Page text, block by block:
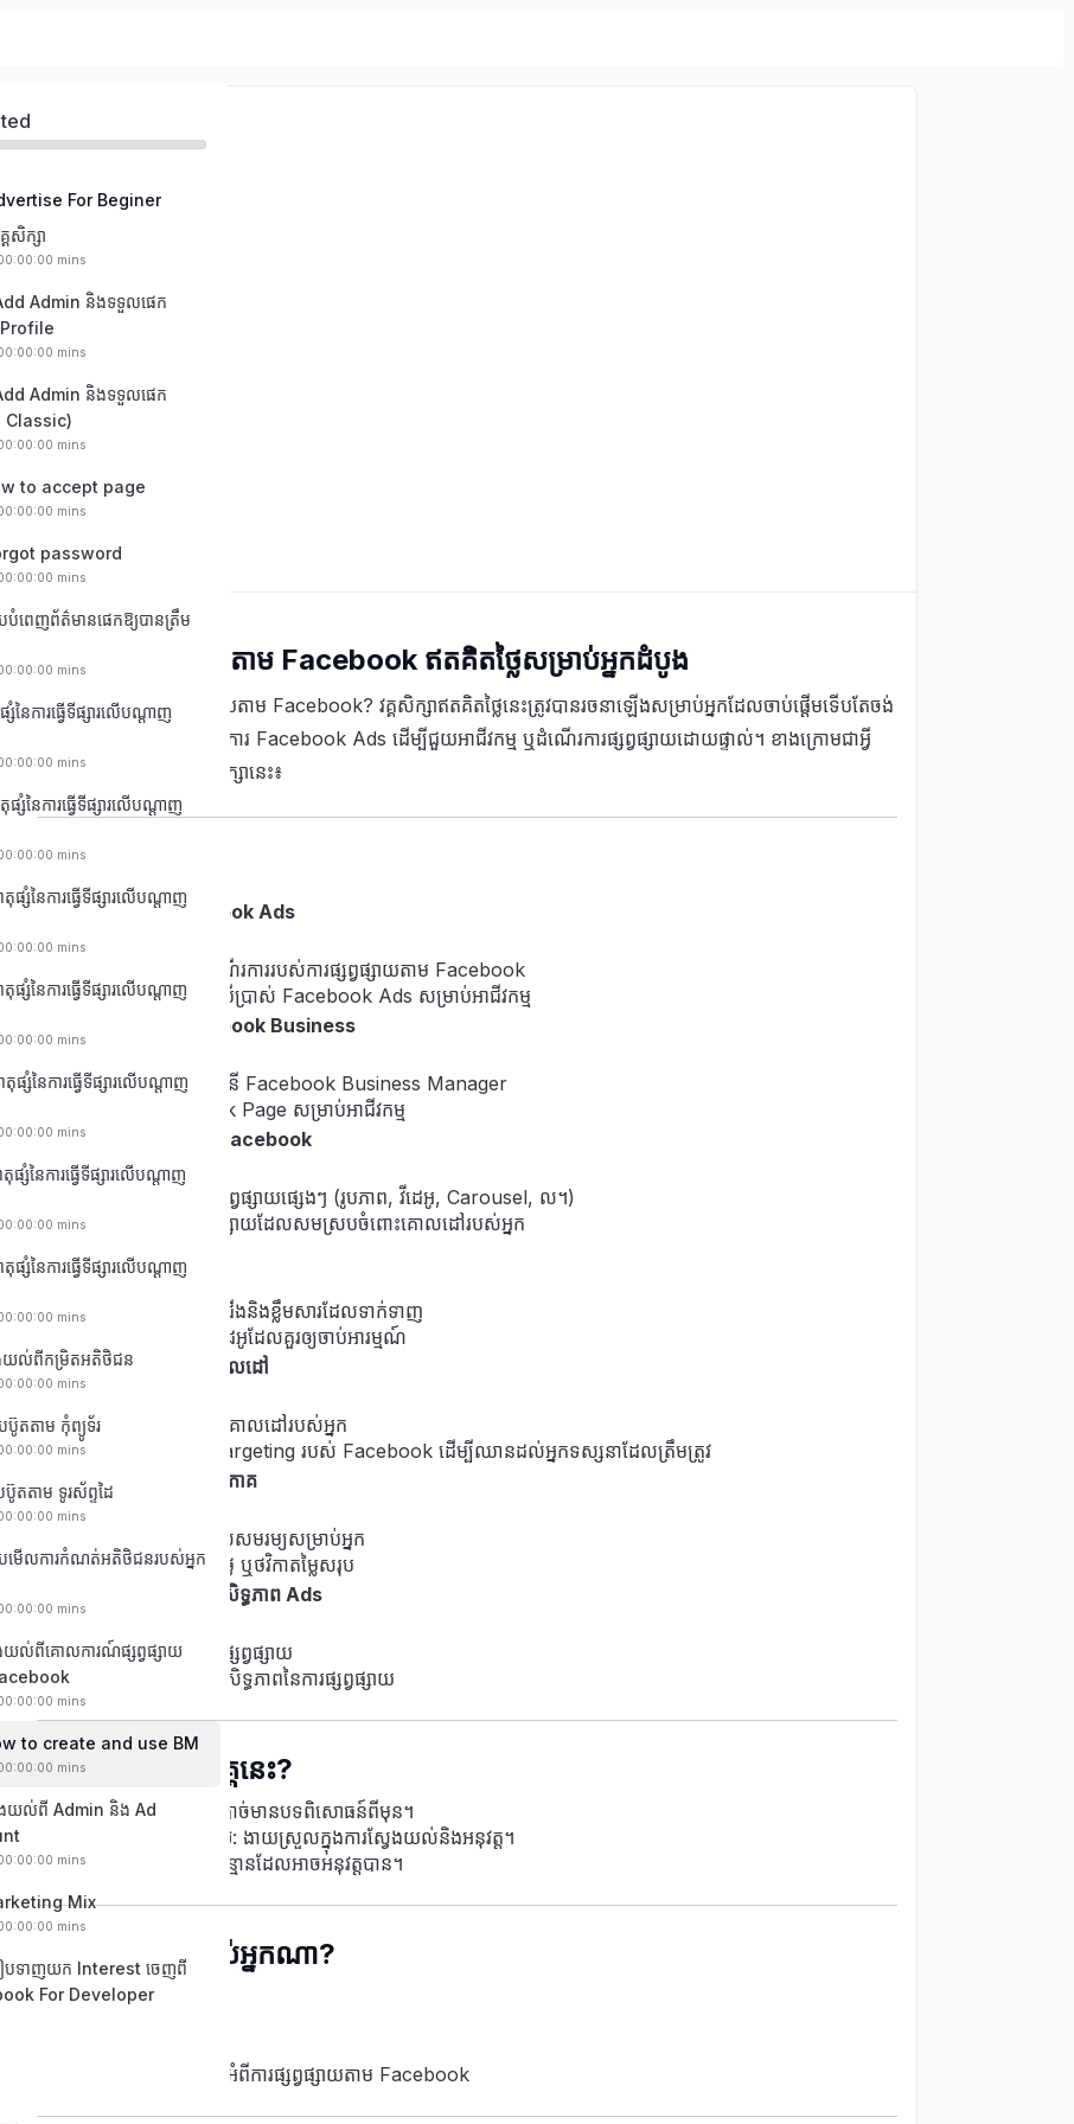
For Beginer
គសិក្សា
mins
Admin និងទទួលផេក
mins
Admin និងទទួលផេក
Classic)
mins
to accept page
mins
password
mins
បំពេញព័ត៌មានផេកឱ្យបានត្រឹម
mins
នៃការធ្វើទីផ្សារលើបណ្តាញ
mins
ផ្សំនៃការធ្វើទីផ្សារលើបណ្តាញ
mins
ផ្សំនៃការធ្វើទីផ្សារលើបណ្តាញ
mins
ផ្សំនៃការធ្វើទីផ្សារលើបណ្តាញ
mins
ផ្សំនៃការធ្វើទីផ្សារលើបណ្តាញ
mins
ផ្សំនៃការធ្វើទីផ្សារលើបណ្តាញ
mins
ផ្សំនៃការធ្វើទីផ្សារលើបណ្តាញ
mins
យល់ពីកម្រិតអតិថិជន
mins
ប៊ូតតាម កុំព្យូទ័រ
mins
ប៊ូតតាម ទូរស័ព្ទដៃ
mins
មើលការកំណត់អតិថិជនរបស់អ្នក
mins
យល់ពីគោលការណ៍ផ្សព្វផ្សាយ
mins
to create and use BM
mins
ងយល់ពី Admin និង Ad
mins
Mix
mins
បទាញយក Interest ចេញពី
For Developer
វគ្គសិក្សាផ្សព្វផ្សាយតាម Facebook ឥតគិតថ្លៃសម្រាប់អ្នកដំបូង
តើអ្នកថ្មីសម្រាប់ការផ្សព្វផ្សាយតាម Facebook? វគ្គសិក្សាឥតគិតថ្លៃនេះត្រូវបានរចនាឡើងសម្រាប់អ្នកដែលចាប់ផ្តើមទើបតែចង់
រៀនអំពីការបង្កើតនិងដំណើរការ Facebook Ads ដើម្បីជួយអាជីវកម្ម ឬដំណើរការផ្សព្វផ្សាយដោយផ្ទាល់។ ខាងក្រោមជាអ្វី
ដែលអ្នកអាចរំពឹងទុកពីវគ្គសិក្សានេះ៖
មាតិកាវគ្គសិក្សា
សេចក្ដីផ្តើមអំពី Facebook Ads
ស្វែងយល់ពីរបៀបដំណើរការរបស់ការផ្សព្វផ្សាយតាម Facebook
អត្ថប្រយោជន៍នៃការប្រើប្រាស់ Facebook Ads សម្រាប់អាជីវកម្ម
ការរៀបចំគណនី Facebook Business
ដំណើរការដំឡើងគណនី Facebook Business Manager
ការបង្កើត Facebook Page សម្រាប់អាជីវកម្ម
ប្រភេទនៃការផ្សព្វផ្សាយ Facebook
ស្វែងយល់អំពីទម្រង់ផ្សព្វផ្សាយផ្សេងៗ (រូបភាព, វីដេអូ, Carousel, ល។)
ជ្រើសរើសទម្រង់ផ្សព្វផ្សាយដែលសមស្របចំពោះគោលដៅរបស់អ្នក
បង្កើតការផ្សព្វផ្សាយដំបូង
របៀបសរសេរចំណងជើងនិងខ្លឹមសារដែលទាក់ទាញ
ជ្រើសរើសរូបភាព ឬវីដេអូដែលគួរឲ្យចាប់អារម្មណ៍
ការប្រាស្រ័យប្រជាជនគោលដៅ
របៀបកំណត់ប្រជាជនគោលដៅរបស់អ្នក
ប្រើប្រាស់ឧបករណ៍ Targeting របស់ Facebook ដើម្បីឈានដល់អ្នកទស្សនាដែលត្រឹមត្រូវ
ការកំណត់ថវិកានិងកាលវិភាគ
របៀបកំណត់ថវិកាដែលសមរម្យសម្រាប់អ្នក
ជ្រើសរើសថវិកាប្រចាំថ្ងៃ ឬថវិកាតម្លៃសរុប
ការតាមដាននិងបង្កើនប្រសិទ្ធភាព Ads
ស្វែងយល់អំពីស្ថិតិការផ្សព្វផ្សាយ
គន្លឹះសម្រាប់កែលម្អប្រសិទ្ធភាពនៃការផ្សព្វផ្សាយ
ហេតុអ្វីត្រូវចូលរួមវគ្គនេះ?
សម្រាប់អ្នកដំបូង
: មិនចាំបាច់មានបទពិសោធន៍ពីមុន។
ការណែនាំជាដំណាក់កាល: ងាយស្រួលក្នុងការស្វែងយល់និងអនុវត្ត។
ជំនួយជាក់ស្តែង
: ផ្តល់ដំបូន្មានដែលអាចអនុវត្តបាន។
វគ្គសិក្សានេះសម្រាប់អ្នកណា?
អ្នកជាតម្លើងអាជីវកម្មតូច
អ្នកណាមួយដែលចង់រៀនអំពីការផ្សព្វផ្សាយតាម Facebook